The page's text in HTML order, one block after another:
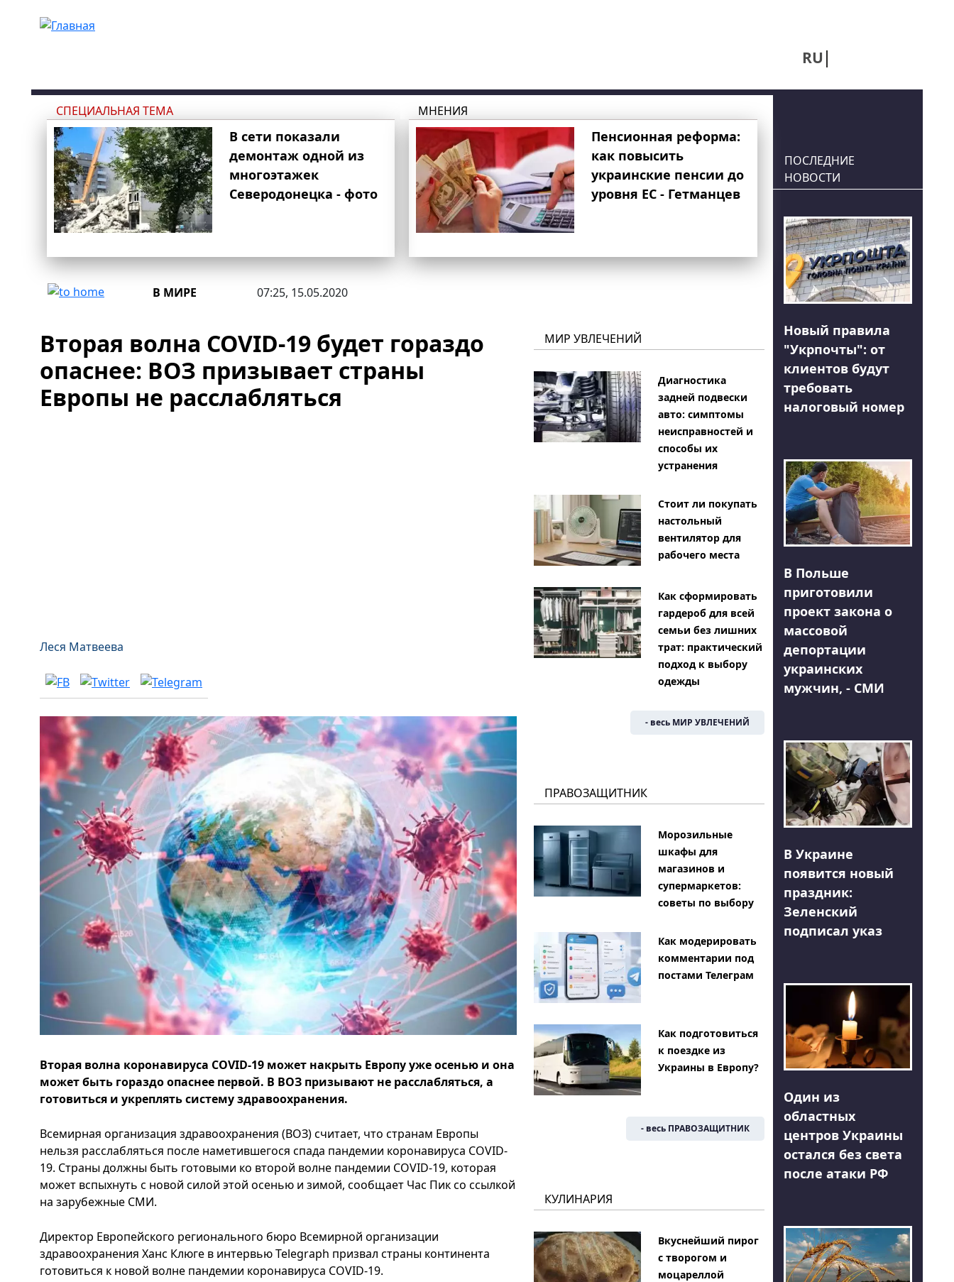
RU
СПЕЦИАЛЬНАЯ ТЕМА
В сети показали
демонтаж одной из
многоэтажек
Северодонецка - фото
МНЕНИЯ
Пенсионная реформа:
как повысить
украинские пенсии до
уровня ЕС - Гетманцев
В МИРЕ 07:25, 15.05.2020
Вторая волна COVID-19 будет гораздо
опаснее: ВОЗ призывает страны
Европы не расслабляться
Леся Матвеева
Вторая волна коронавируса COVID-19 может накрыть Европу уже осенью и она
может быть гораздо опаснее первой. В ВОЗ призывают не расслабляться, а
готовиться и укреплять систему здравоохранения.
Всемирная организация здравоохранения (ВОЗ) считает, что странам Европы
нельзя расслабляться после наметившегося спада пандемии коронавируса COVID-
19. Страны должны быть готовыми ко второй волне пандемии COVID-19, которая
может вспыхнуть с новой силой этой осенью и зимой, сообщает Час Пик со ссылкой
на зарубежные СМИ.
Директор Европейского регионального бюро Всемирной организации
здравоохранения Ханс Клюге в интервью Telegraph призвал страны континента
готовиться к новой волне пандемии коронавируса COVID-19.
МИР УВЛЕЧЕНИЙ
Диагностика
задней подвески
авто: симптомы
неисправностей и
способы их
устранения
Стоит ли покупать
настольный
вентилятор для
рабочего места
Как сформировать
гардероб для всей
семьи без лишних
трат: практический
подход к выбору
одежды
- весь МИР УВЛЕЧЕНИЙ
ПРАВОЗАЩИТНИК
Морозильные
шкафы для
магазинов и
супермаркетов:
советы по выбору
Как модерировать
комментарии под
постами Телеграм
Как подготовиться
к поездке из
Украины в Европу?
- весь ПРАВОЗАЩИТНИК
КУЛИНАРИЯ
Вкуснейший пирог
с творогом и
моцареллой
ПОСЛЕДНИЕ
НОВОСТИ
Новый правила
"Укрпочты": от
клиентов будут
требовать
налоговый номер
В Польше
приготовили
проект закона о
массовой
депортации
украинских
мужчин, - СМИ
В Украине
появится новый
праздник:
Зеленский
подписал указ
Один из
областных
центров Украины
остался без света
после атаки РФ